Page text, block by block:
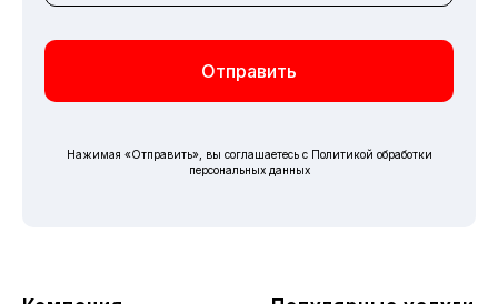
Отправить
Нажимая «Отправить», вы соглашаетесь с Политикой обработки
персональных данных